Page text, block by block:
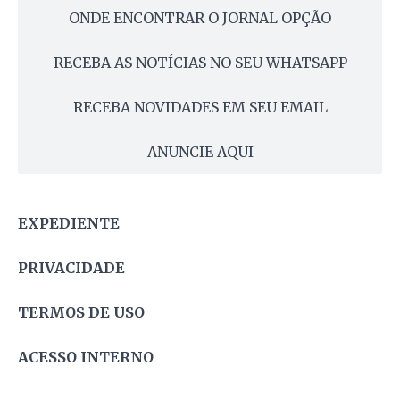
ONDE ENCONTRAR O JORNAL OPÇÃO
RECEBA AS NOTÍCIAS NO SEU WHATSAPP
RECEBA NOVIDADES EM SEU EMAIL
ANUNCIE AQUI
EXPEDIENTE
PRIVACIDADE
TERMOS DE USO
ACESSO INTERNO